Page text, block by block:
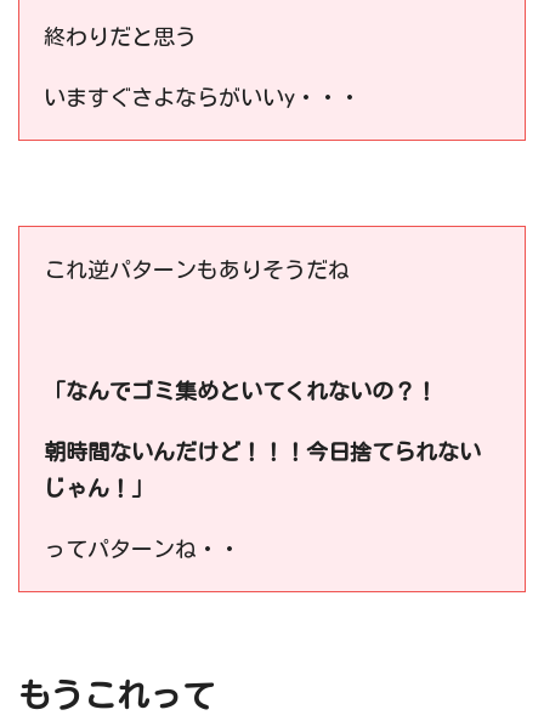
終わりだと思う
いますぐさよならがいいy・・・
これ逆パターンもありそうだね
「なんでゴミ集めといてくれないの？！
朝時間ないんだけど！！！今日捨てられない
じゃん！」
ってパターンね・・
もうこれって